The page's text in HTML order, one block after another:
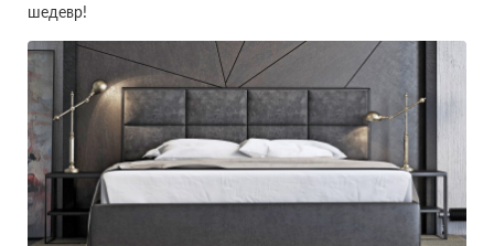
шедевр!